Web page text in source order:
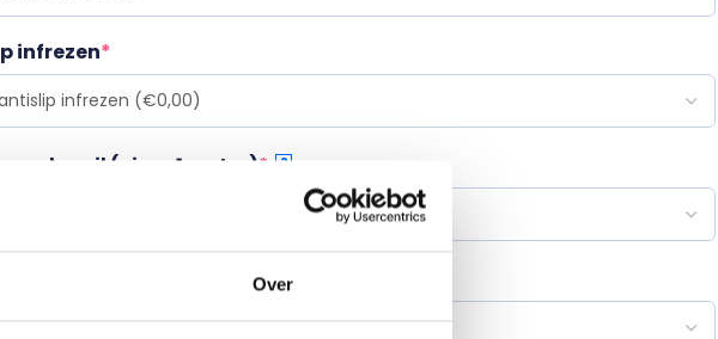
Over
infrezen*
spil (circa 1 meter)* ?
voor op de treden